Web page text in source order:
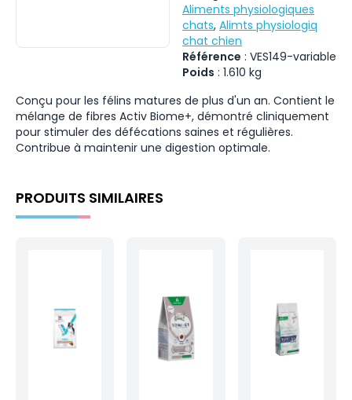
Aliments physiologiques
chats, Alimts physiologiq
chat chien
Référence : VES149-variable
Poids : 1.610 kg
Conçu pour les félins matures de plus d'un an. Contient le
mélange de fibres Activ Biome+, démontré cliniquement
pour stimuler des défécations saines et régulières.
Contribue à maintenir une digestion optimale.
PRODUITS SIMILAIRES